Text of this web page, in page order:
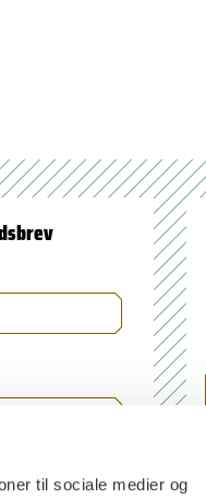
til sociale medier og